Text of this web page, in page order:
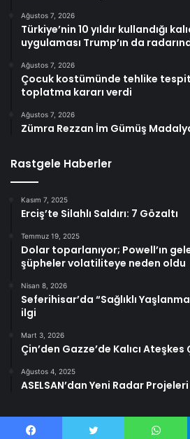
Ağustos 7, 2026
Türkiye’nin 10 yıldır kullandığı
uygulaması Trump’ın da
Ağustos 7, 2026
Çocuk kostümünde tehlike
toplatma kararı verdi
Ağustos 7, 2026
Zümra Rezzan İm Gümüş
Rastgele Haberler
Kasım 7, 2025
Erciş’te Silahlı Saldırı: 7 Gözaltı
Temmuz 19, 2025
Dolar toparlanıyor; Powell’ın
şüpheler volatiliteye neden oldu
Nisan 8, 2026
Seferihisar’da “Sağlıklı
ilgi
Mart 3, 2026
Çin’den Gazze’de Kalıcı Ateşkes
Ağustos 4, 2025
ASELSAN’dan Yeni Radar Projeleri